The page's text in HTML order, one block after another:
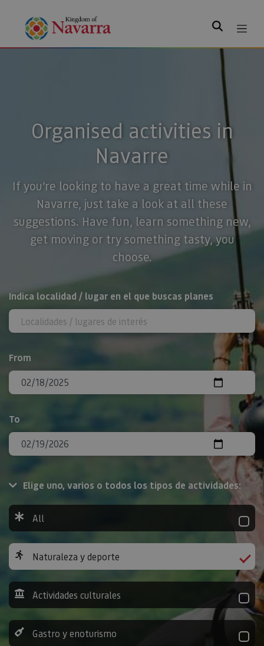
Search
Organised activities in
Navarre
If you’re looking to have a great time while in
Navarre, just take a look at all these
suggestions. Have fun, learn something new,
get moving or try something tasty, you
choose.
Search
Indica localidad / lugar en el que buscas planes
From
To
Elige uno, varios o todos los tipos de actividades:
All
Naturaleza y deporte
Actividades culturales
Gastro y enoturismo